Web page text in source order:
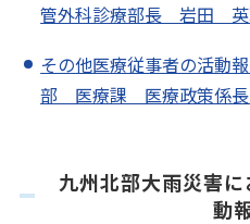
管外科診療部長 岩田
その他医療従事者の活
部 医療課 医療政策係
九州北部大雨災害
動